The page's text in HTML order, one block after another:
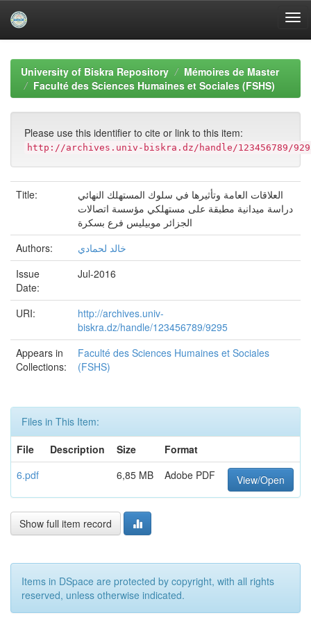
navigationUniversity of Biskra Repository
Mémoires de Master
Faculté des Sciences Humaines et Sociales (FSHS)
Please use this identifier to cite or link to this item:
http://archives.univ-biskra.dz/handle/123456789/
Title:
العلاقات العامة وتأثيرها في سلوك المستهلك النهائي
دراسة ميدانية مطبقة على مستهلكي مؤسسة اتصالات
الجزائر موبيليس فرع بسكرة
Authors:
خالد لحمادي
Issue
Date:
Jul-2016
URI:
http://archives.univ-
biskra.dz/handle/123456789/9295
Appears in
Collections:
Faculté des Sciences Humaines et Sociales
(FSHS)
Files in This Item:
File
Description Size
Format
6.pdf
6,85 MB Adobe PDF View/Open
Show full item record
Items in DSpace are protected by copyright, with all rights
reserved, unless otherwise indicated.